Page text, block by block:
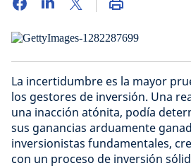
La incertidumbre es la mayor
los gestores de inversión. Una
una inacción atónita, podía
sus ganancias arduamente
inversionistas fundamentales,
con un proceso de inversión